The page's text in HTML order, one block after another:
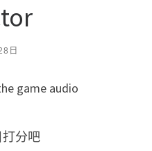
日
game audio
分吧